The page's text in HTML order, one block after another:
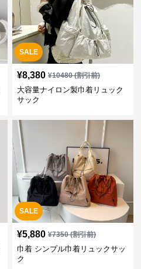
SALE
¥8,380 ¥10480(割引前)
大容量ナイロン製巾着リュック
サック
SALE
¥5,880 ¥7350(割引前)
巾着 シンプル巾着リュックサッ
ク